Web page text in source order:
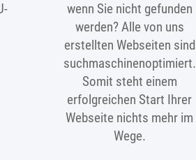
wenn Sie nicht gefunden
werden? Alle von uns
erstellten Webseiten sind
suchmaschinenoptimiert.
Somit steht einem
erfolgreichen Start Ihrer
Webseite nichts mehr im
Wege.